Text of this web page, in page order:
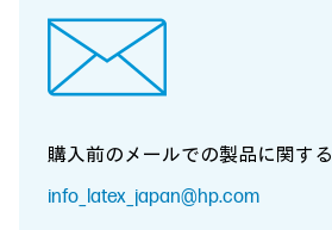
購入前のメールでの製品に関する
info_latex_japan@hp.com